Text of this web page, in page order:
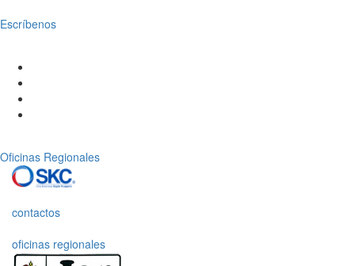
Escríbenos
Oficinas Regionales
contactos
oficinas regionales